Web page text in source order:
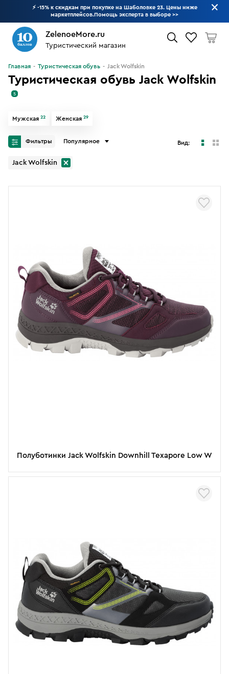
⚡ -15% к скидкам при покупке на Шаболовке 23. Цены ниже
маркетплейсов.Помощь эксперта в выборе >>
ZelenoeMore.ru
Туристический магазин
Что будем искать?
Главная Туристическая обувь Jack Wolfskin
Туристическая обувь Jack Wolfskin
5
Мужская 22 Женская 29
Фильтры Популярное Вид:
Jack Wolfskin
Полуботинки Jack Wolfskin Downhill Texapore Low W